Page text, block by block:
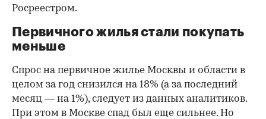
Росреестром.
Первичного жилья стали покупать
меньше
Спрос на первичное жилье Москвы и области в
целом за год снизился на 18% (а за последний
месяц — на 1%), следует из данных аналитиков.
При этом в Москве спад был еще сильнее. Но